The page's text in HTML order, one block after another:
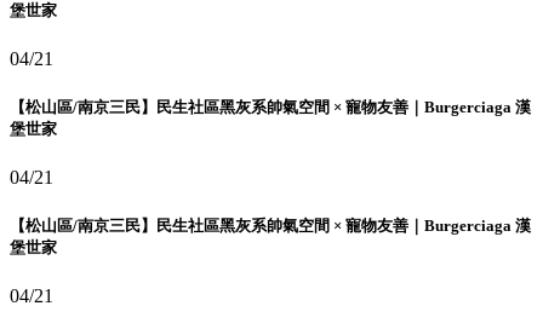
堡世家
04/21
【松山區/南京三民】民生社區黑灰系帥氣空間 × 寵物友善｜Burgerciaga 漢
堡世家
04/21
【松山區/南京三民】民生社區黑灰系帥氣空間 × 寵物友善｜Burgerciaga 漢
堡世家
04/21